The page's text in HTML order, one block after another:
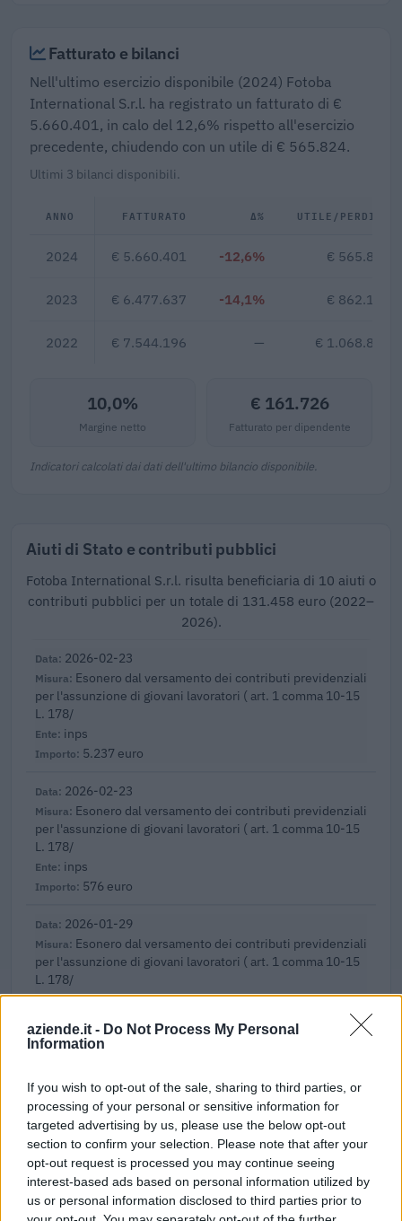
aziende.it - Do Not Process My Personal
Information
If you wish to opt-out of the sale, sharing to third parties, or
processing of your personal or sensitive information for
targeted advertising by us, please use the below opt-out
section to confirm your selection. Please note that after your
opt-out request is processed you may continue seeing
interest-based ads based on personal information utilized by
us or personal information disclosed to third parties prior to
Fatturato e bilanci
Nell'ultimo esercizio disponibile (2024) Fotoba
International S.r.l. ha registrato un fatturato di €
5.660.401, in calo del 12,6% rispetto all'esercizio
precedente, chiudendo con un utile di € 565.824.
Ultimi 3 bilanci disponibili.
ANNO FATTURATO Δ% UTILE/PERDITA
2024 € 5.660.401 -12,6% € 565.824
2023 € 6.477.637 -14,1% € 862.158
2022 € 7.544.196 — € 1.068.858
10,0%
Margine netto
€ 161.726
Fatturato per dipendente
Indicatori calcolati dai dati dell'ultimo bilancio disponibile.
Aiuti di Stato e contributi pubblici
Fotoba International S.r.l. risulta beneficiaria di 10 aiuti o
contributi pubblici per un totale di 131.458 euro (2022–
2026).
2026-02-23
Esonero dal versamento dei contributi previdenziali
per l'assunzione di giovani lavoratori ( art. 1 comma 10-15
L. 178/
inps
5.237 euro
2026-02-23
Esonero dal versamento dei contributi previdenziali
per l'assunzione di giovani lavoratori ( art. 1 comma 10-15
L. 178/
inps
576 euro
2026-01-29
Esonero dal versamento dei contributi previdenziali
per l'assunzione di giovani lavoratori ( art. 1 comma 10-15
L. 178/
inps
per l'assunzione di giovani lavoratori ( art. 1 comma 10-15
L. 178/
inps
4.347 euro
2024-08-02
Colonnine per la ricarica elettrica 1